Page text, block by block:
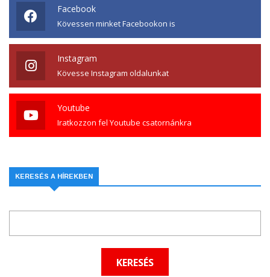
Facebook
Kövessen minket Facebookon is
Instagram
Kövesse Instagram oldalunkat
Youtube
Iratkozzon fel Youtube csatornánkra
KERESÉS A HÍREKBEN